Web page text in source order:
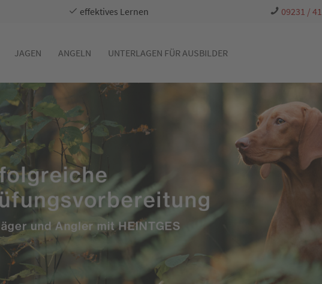
effektives Lernen 09231 /
JAGEN ANGELN UNTERLAGEN FÜR AUSBILDER